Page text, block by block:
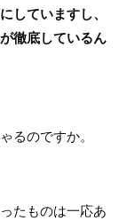
していますし、
徹底しているん
るのですか。
たものは一応あ